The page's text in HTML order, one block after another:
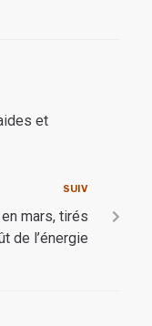
et
SUIV
mars, tirés
de l’énergie